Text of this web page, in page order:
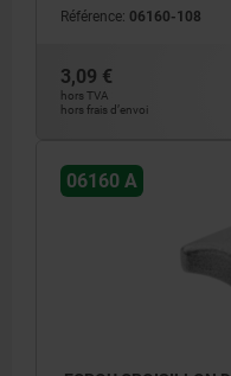
Référence: 06160-108
3,09 €
hors TVA
hors frais d’envoi
06160 A